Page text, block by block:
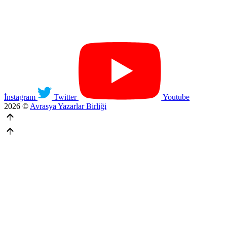
İnstagram Twitter
Youtube
2026 © Avrasya Yazarlar Birliği